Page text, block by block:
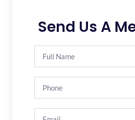
Send Us A